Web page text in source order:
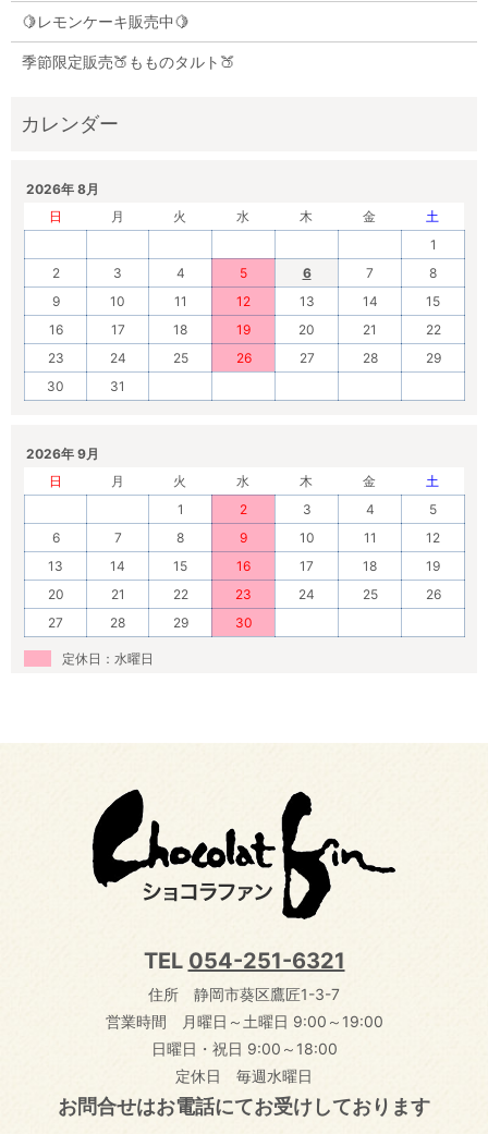
🍋レモンケーキ販売中🍋
季節限定販売🍑もものタルト🍑
2026年 8月
日
月 火 水 木 金
土
1
2
3 4 5 6 7
8
9
10 11 12 13 14
15
16
17 18 19 20 21
22
23
24 25 26 27 28
29
30
31
2026年 9月
日
月 火 水 木 金
土
1
2 3 4
5
6
7 8 9 10 11
12
13
14 15 16 17 18
19
20
21 22 23 24 25
26
27
28 29 30
定休日：水曜日
TEL 054-251-6321
住所 静岡市葵区鷹匠1-3-7
営業時間 月曜日～土曜日 9:00～19:00
日曜日・祝日 9:00～18:00
定休日 毎週水曜日
お問合せはお電話にてお受けしております